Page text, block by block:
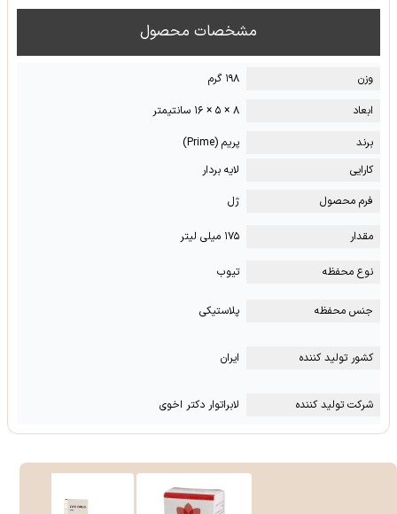
مشخصات محصول
وزن
۱۹۸ گرم
ابعاد
۸ × ۵ × ۱۶ سانتیمتر
برند
پریم (Prime)
کارایی
لایه بردار
فرم محصول
ژل
مقدار ۱۷۵ میلی لیتر
نوع محفظه تیوب
جنس محفظه پلاستیکی
کشور تولید کننده ایران
شرکت تولید کننده لابراتوار دکتر اخوی